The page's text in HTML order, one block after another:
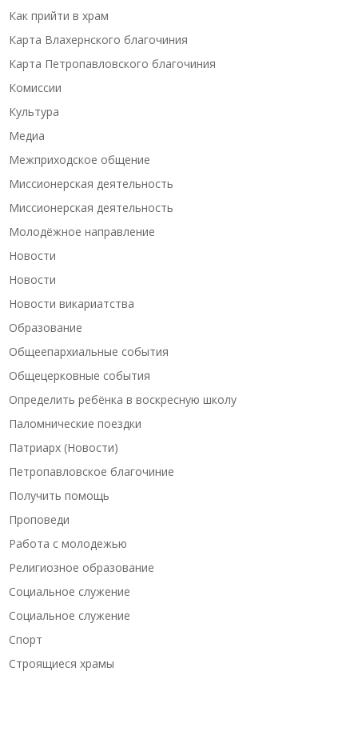
Как прийти в храм
Карта Влахернского благочиния
Карта Петропавловского благочиния
Комиссии
Культура
Медиа
Межприходское общение
Миссионерская деятельность
Миссионерская деятельность
Молодёжное направление
Новости
Новости
Новости викариатства
Образование
Общеепархиальные события
Общецерковные события
Определить ребёнка в воскресную школу
Паломнические поездки
Патриарх (Новости)
Петропавловское благочиние
Получить помощь
Проповеди
Работа с молодежью
Религиозное образование
Социальное служение
Социальное служение
Спорт
Строящиеся храмы